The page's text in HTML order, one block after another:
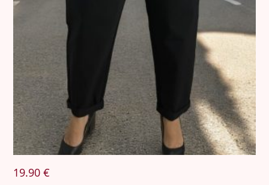
19.90€